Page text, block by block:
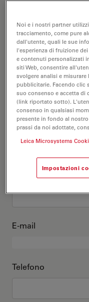
Questo sono io
Titolo accademico
Nome
Cognome
E-mail
Telefono
Noi e i nostri partner
tracciamento, come pure
dall'utente, quali le sue
l'esperienza di fruizione
e contenuti personalizzati
siti Web, consentire
svolgere analisi e
pubblicitarie. Facendo clic
suo consenso e accetta
(link riportato sotto).
consenso in qualsiasi
presente in fondo al
prassi da noi adottate,
Leica Microsystems
Impostazioni